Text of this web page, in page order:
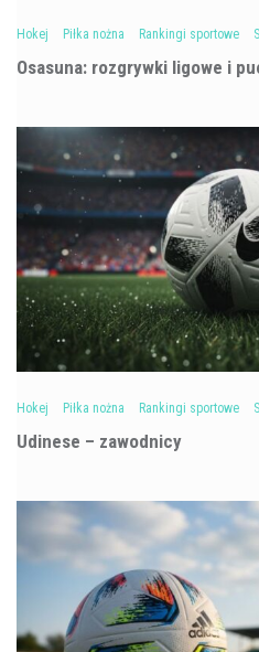
Hokej Piłka nożna Rankingi sportowe
Osasuna: rozgrywki ligowe i
Hokej Piłka nożna Rankingi sportowe
Udinese – zawodnicy